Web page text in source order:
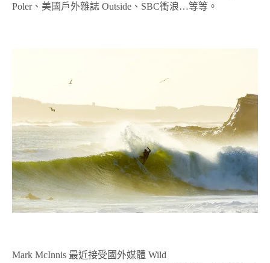
Poler、美國戶外雜誌 Outside、SBC衝浪…等等。
Mark McInnis 最近接受國外媒體 Wild